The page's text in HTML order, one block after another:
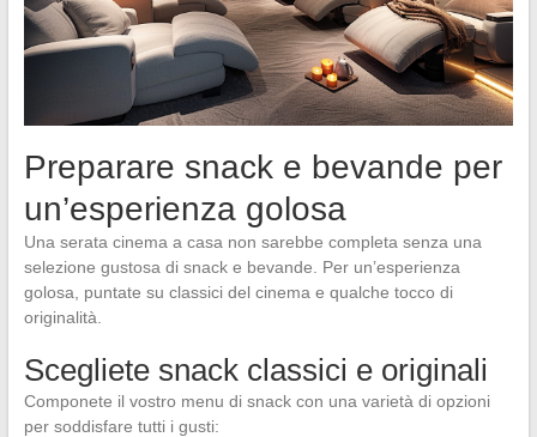
Preparare snack e bevande per
un’esperienza golosa
Una serata cinema a casa non sarebbe completa senza una
selezione gustosa di snack e bevande. Per un’esperienza
golosa, puntate su classici del cinema e qualche tocco di
originalità.
Scegliete snack classici e originali
Componete il vostro menu di snack con una varietà di opzioni
per soddisfare tutti i gusti: